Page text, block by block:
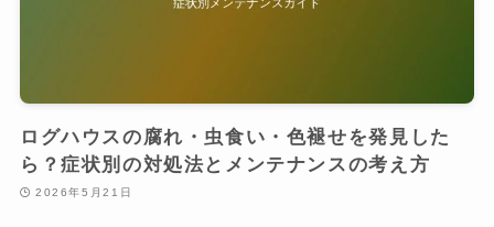
ログハウスの腐れ・虫食い・色褪せを発見した
ら？症状別の対処法とメンテナンスの考え方
2026年5月21日